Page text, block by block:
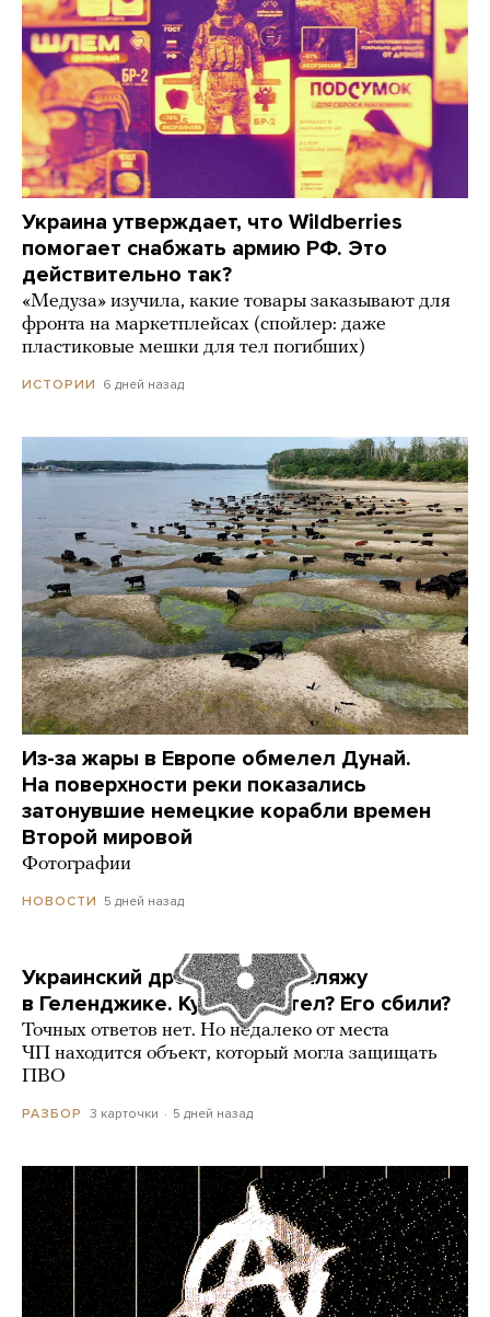
Украина утверждает, что Wildberries
помогает снабжать армию РФ. Это
действительно так?
«Медуза» изучила, какие товары заказывают для
фронта на маркетплейсах (спойлер: даже
пластиковые мешки для тел погибших)
ИСТОРИИ 6 дней назад
Из-за жары в Европе обмелел Дунай.
На поверхности реки показались
затонувшие немецкие корабли времен
Второй мировой
Фотографии
НОВОСТИ 5 дней назад
Украинский дрон попал по пляжу
в Геленджике. Куда он летел? Его сбили?
Точных ответов нет. Но недалеко от места
ЧП находится объект, который могла защищать
ПВО
РАЗБОР 3 карточки 5 дней назад